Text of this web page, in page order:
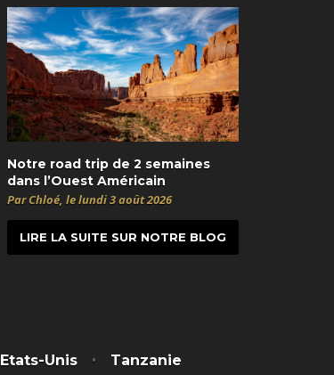
Notre road trip de 2 semaines
dans l’Ouest Américain
Par Chloé, le lundi 3 août 2026
LIRE LA SUITE SUR NOTRE BLOG
Etats-Unis
Tanzanie